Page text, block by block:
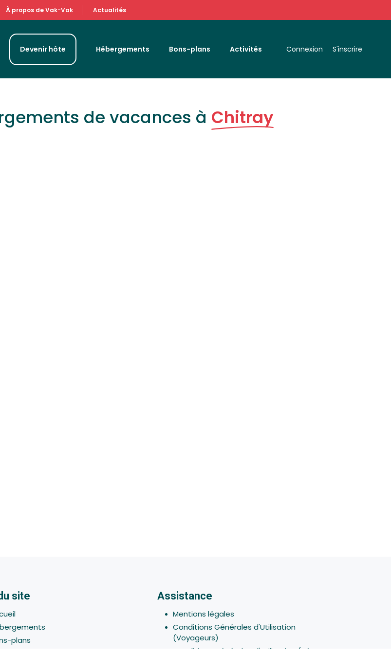
À propos de Vak-Vak Actualités
Devenir hôte Hébergements Bons-plans Activités Connexion S'inscrire
de vacances à Chitray
site
plans
Assistance
Mentions légales
Conditions Générales d'Utilisation
(Voyageurs)
Conditions Générales d'Utilisation (Hôtes -